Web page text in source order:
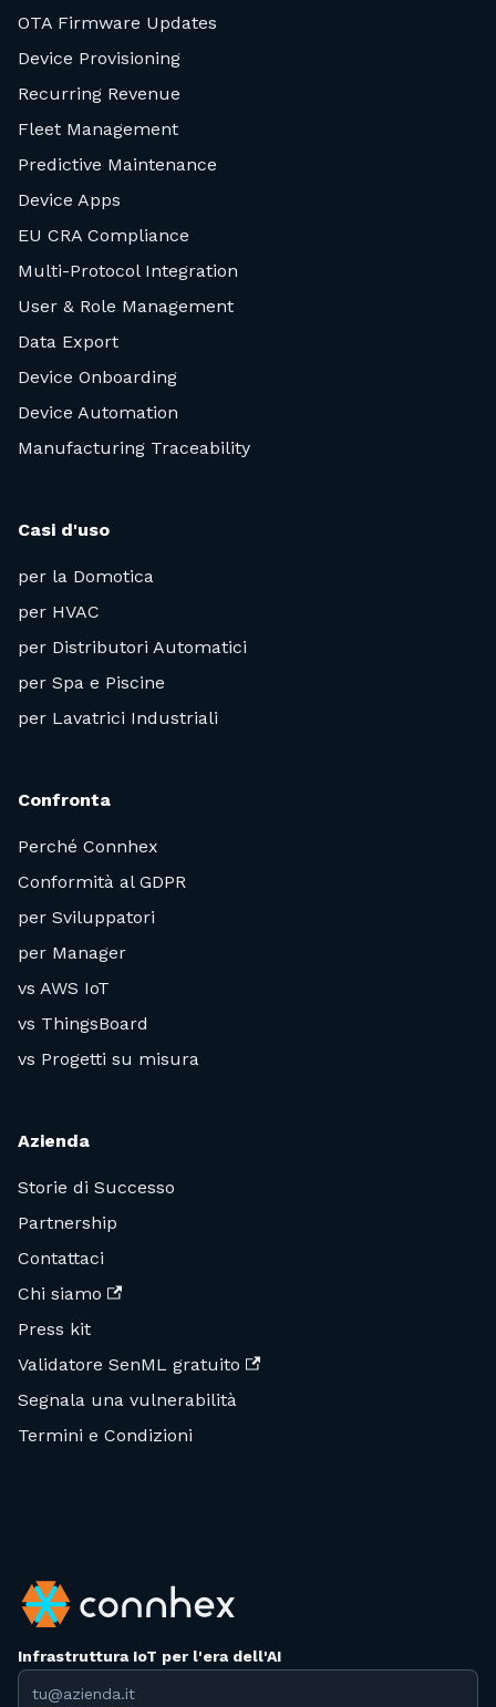
OTA Firmware Updates
Device Provisioning
Recurring Revenue
Fleet Management
Predictive Maintenance
Device Apps
EU CRA Compliance
Multi-Protocol Integration
User & Role Management
Data Export
Device Onboarding
Device Automation
Manufacturing Traceability
Casi d'uso
per la Domotica
per HVAC
per Distributori Automatici
per Spa e Piscine
per Lavatrici Industriali
Confronta
Perché Connhex
Conformità al GDPR
per Sviluppatori
per Manager
vs AWS IoT
vs ThingsBoard
vs Progetti su misura
Azienda
Storie di Successo
Partnership
Contattaci
Chi siamo
Press kit
Validatore SenML gratuito
Segnala una vulnerabilità
Termini e Condizioni
Infrastruttura IoT per l'era dell'AI
Indirizzo email